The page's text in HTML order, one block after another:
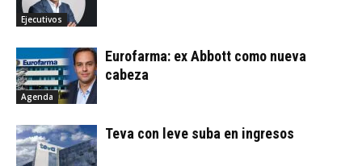
Ejecutivos
Agenda
Eurofarma: ex Abbott como nueva
cabeza
Teva con leve suba en ingresos